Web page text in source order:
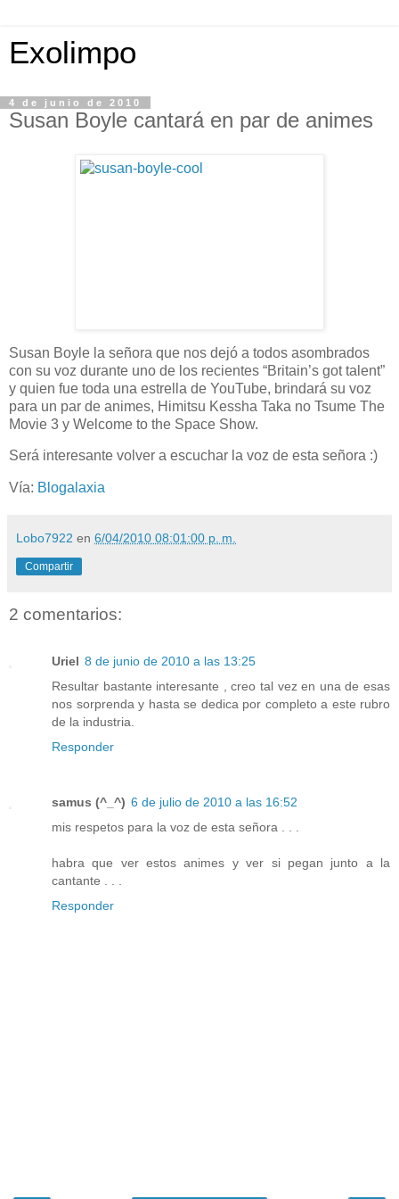
Exolimpo
4 de junio de 2010
Susan Boyle cantará en par de animes
Susan Boyle la señora que nos dejó a todos asombrados
con su voz durante uno de los recientes “Britain’s got talent”
y quien fue toda una estrella de YouTube, brindará su voz
para un par de animes, Himitsu Kessha Taka no Tsume The
Movie 3 y Welcome to the Space Show.
Será interesante volver a escuchar la voz de esta señora :)
Vía: Blogalaxia
Lobo7922 en 6/04/2010 08:01:00 p. m.
Compartir
2 comentarios:
Uriel 8 de junio de 2010 a las 13:25
Resultar bastante interesante , creo tal vez en una de esas
nos sorprenda y hasta se dedica por completo a este rubro
de la industria.
Responder
samus (^_^) 6 de julio de 2010 a las 16:52
mis respetos para la voz de esta señora . . .
habra que ver estos animes y ver si pegan junto a la
cantante . . .
Responder